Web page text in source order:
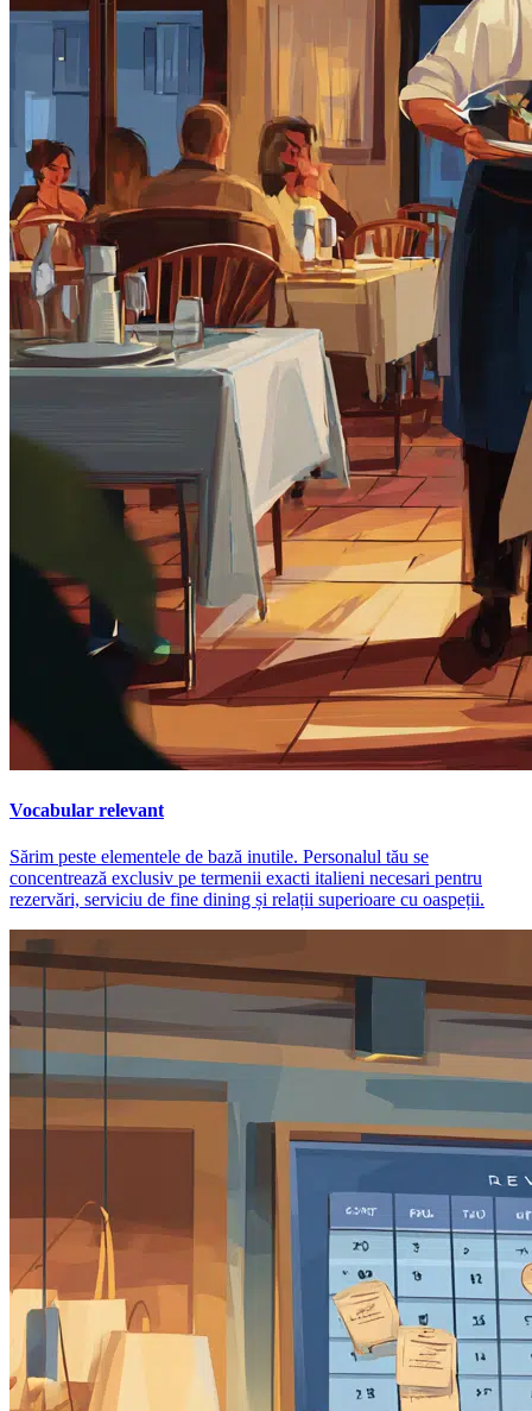
Vocabular relevant
Sărim peste elementele de bază inutile. Personalul tău se
concentrează exclusiv pe termenii exacti italieni necesari pentru
rezervări, serviciu de fine dining și relații superioare cu oaspeții.